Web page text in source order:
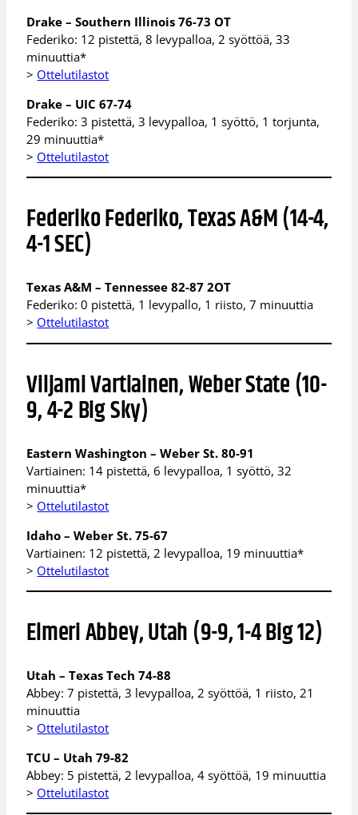
Drake – Southern Illinois 76-73 OT
Federiko: 12 pistettä, 8 levypalloa, 2 syöttöä, 33
minuuttia*
> Ottelutilastot
Drake – UIC 67-74
Federiko: 3 pistettä, 3 levypalloa, 1 syöttö, 1 torjunta,
29 minuuttia*
> Ottelutilastot
Federiko Federiko, Texas A&M (14-4,
4-1 SEC)
Texas A&M – Tennessee 82-87 2OT
Federiko: 0 pistettä, 1 levypallo, 1 riisto, 7 minuuttia
> Ottelutilastot
Viljami Vartiainen, Weber State (10-
9, 4-2 Big Sky)
Eastern Washington – Weber St. 80-91
Vartiainen: 14 pistettä, 6 levypalloa, 1 syöttö, 32
minuuttia*
> Ottelutilastot
Idaho – Weber St. 75-67
Vartiainen: 12 pistettä, 2 levypalloa, 19 minuuttia*
> Ottelutilastot
Elmeri Abbey, Utah (9-9, 1-4 Big 12)
Utah – Texas Tech 74-88
Abbey: 7 pistettä, 3 levypalloa, 2 syöttöä, 1 riisto, 21
minuuttia
> Ottelutilastot
TCU – Utah 79-82
Abbey: 5 pistettä, 2 levypalloa, 4 syöttöä, 19 minuuttia
> Ottelutilastot